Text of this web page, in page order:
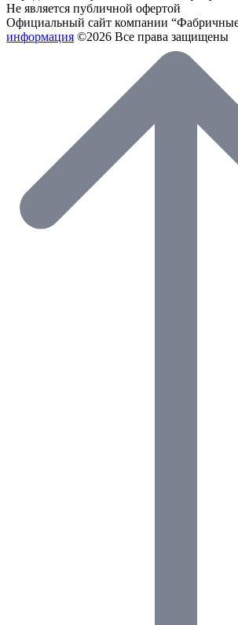
Не является публичной офертой
Официальный сайт компании
информация ©2026 Все права защищены